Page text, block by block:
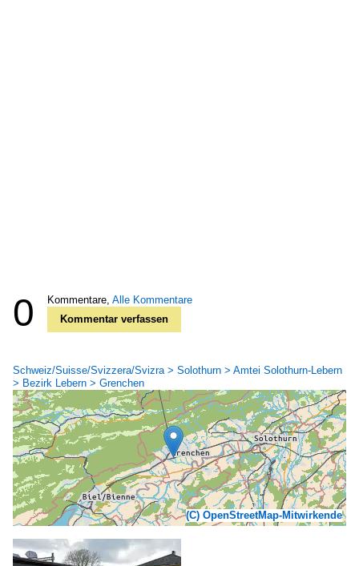
0 Kommentare, Alle Kommentare
Kommentar verfassen
Schweiz/Suisse/Svizzera/Svizra > Solothurn > Amtei Solothurn-Lebern
> Bezirk Lebern > Grenchen
(C) OpenStreetMap-Mitwirkende